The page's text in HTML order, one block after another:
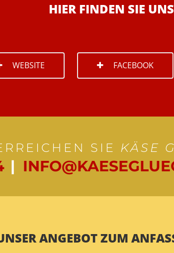
HIER FINDEN SIE
WEBSITE FACEBOOK
SIE KÄSE
|
ANGEBOT ZUM